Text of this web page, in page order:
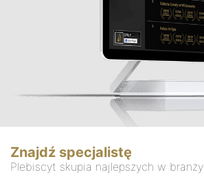
Znajdź specjalistę
Plebiscyt skupia najlepszych w branży